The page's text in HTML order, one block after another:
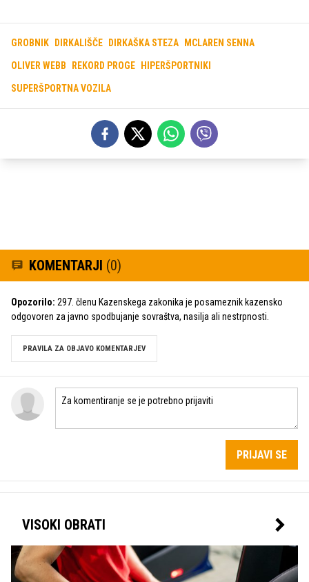
GROBNIK DIRKALIŠČE DIRKAŠKA STEZA MCLAREN SENNA
OLIVER WEBB REKORD PROGE HIPERŠPORTNIKI
SUPERŠPORTNA VOZILA
KOMENTARJI (0)
Opozorilo: 297. členu Kazenskega zakonika je posameznik kazensko
odgovoren za javno spodbujanje sovraštva, nasilja ali nestrpnosti.
PRAVILA ZA OBJAVO KOMENTARJEV
PRIJAVI SE
VISOKI OBRATI